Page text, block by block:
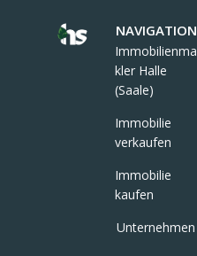
NAVIGATION
Immobilienma
kler Halle
(Saale)
Immobilie
verkaufen
Immobilie
kaufen
Unternehmen